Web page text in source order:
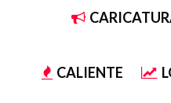
CALIENTE